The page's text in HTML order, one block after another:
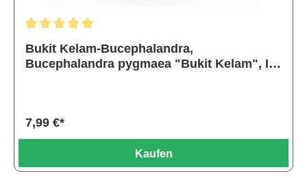
Bukit Kelam-Bucephalandra,
Bucephalandra pygmaea "Bukit Kelam", In
7,99 €*
Kaufen